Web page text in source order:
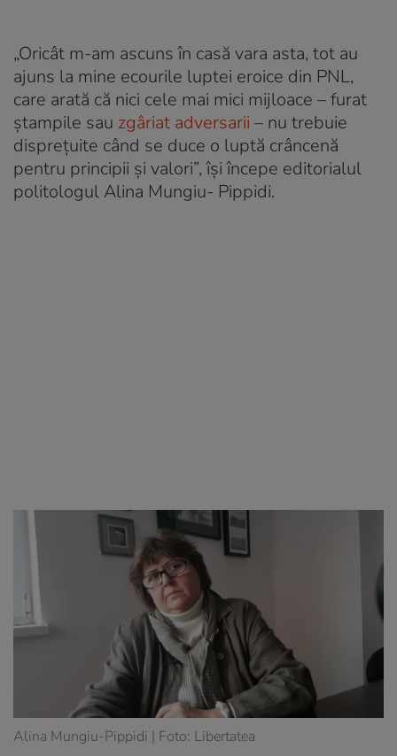
„Oricât m-am ascuns în casă vara asta, tot au
ajuns la mine ecourile luptei eroice din PNL,
care arată că nici cele mai mici mijloace – furat
ștampile sau zgâriat adversarii – nu trebuie
disprețuite când se duce o luptă crâncenă
pentru principii și valori”, își începe editorialul
politologul Alina Mungiu- Pippidi.
Alina Mungiu-Pippidi | Foto: Libertatea